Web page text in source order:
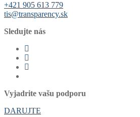
+421 905 613 779
tis@transparency.sk
Sledujte nás
Vyjadrite vašu podporu
DARUJTE